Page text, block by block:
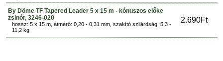
By Döme TF Tapered Leader 5 x 15 m - kónuszos előke
zsinór, 3246-020
2.690Ft
hossz: 5 x 15 m, átmérő: 0,20 - 0,31 mm, szakító szilárdság: 5,3 -
11,2 kg